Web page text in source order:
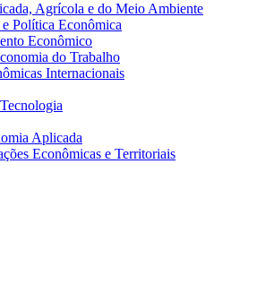
Agrícola e do Meio Ambiente
Política Econômica
Econômico
do Trabalho
Internacionais
Aplicada
Econômicas e Territoriais